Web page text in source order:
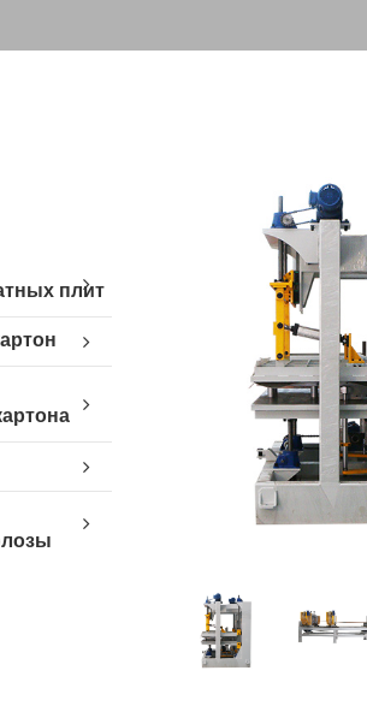
плит